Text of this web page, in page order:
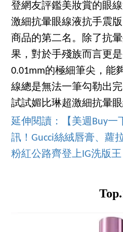
登網友評鑑美妝賞的眼
激細抗暈眼線液抗手震
商品的第二名。除了抗
果，對於手殘族而言更
0.01mm的極細筆尖，能
線總是無法一筆勾勒出
試試媚比琳超激細抗暈眼
延伸閱讀：【美週Buy一
訊！Gucci絲絨唇膏、蘿
粉紅公路齊登上IG洗版王